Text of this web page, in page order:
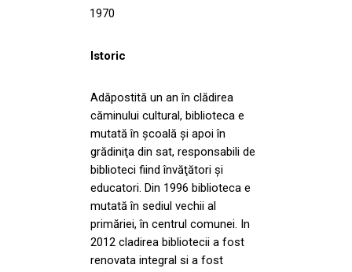
1970
Istoric
Adăpostită un an în clădirea
căminului cultural, biblioteca e
mutată în şcoală şi apoi în
grădiniţa din sat, responsabili de
biblioteci fiind învăţători şi
educatori. Din 1996 biblioteca e
mutată în sediul vechii al
primăriei, în centrul comunei. In
2012 cladirea bibliotecii a fost
renovata integral si a fost